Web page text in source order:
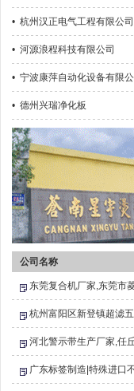
• 杭州汉正电气工程有限公司
• 河源浪程科技有限公司
• 宁波康萍自动化设备有限公
• 德州兴瑞净化板
公司名称
东莞复合机厂家,东莞市
杭州富阳区新登镇超滤
河北警示带生产厂家,任
广东标签制造|特殊进口